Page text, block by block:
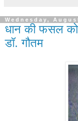
Wednesday,
धान की फसल को
डॉ. गौतम